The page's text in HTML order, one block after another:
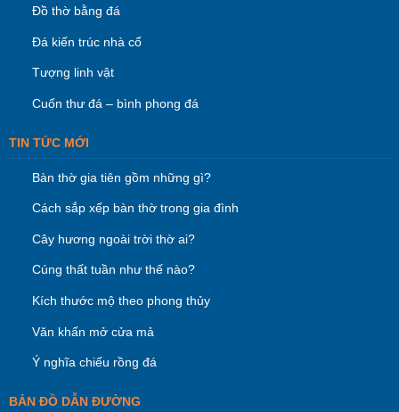
Đồ thờ bằng đá
Đá kiến trúc nhà cổ
Tượng linh vật
Cuốn thư đá – bình phong đá
TIN TỨC MỚI
Bàn thờ gia tiên gồm những gì?
Cách sắp xếp bàn thờ trong gia đình
Cây hương ngoài trời thờ ai?
Cúng thất tuần như thế nào?
Kích thước mộ theo phong thủy
Văn khấn mở cửa mả
Ý nghĩa chiếu rồng đá
BẢN ĐỒ DẪN ĐƯỜNG